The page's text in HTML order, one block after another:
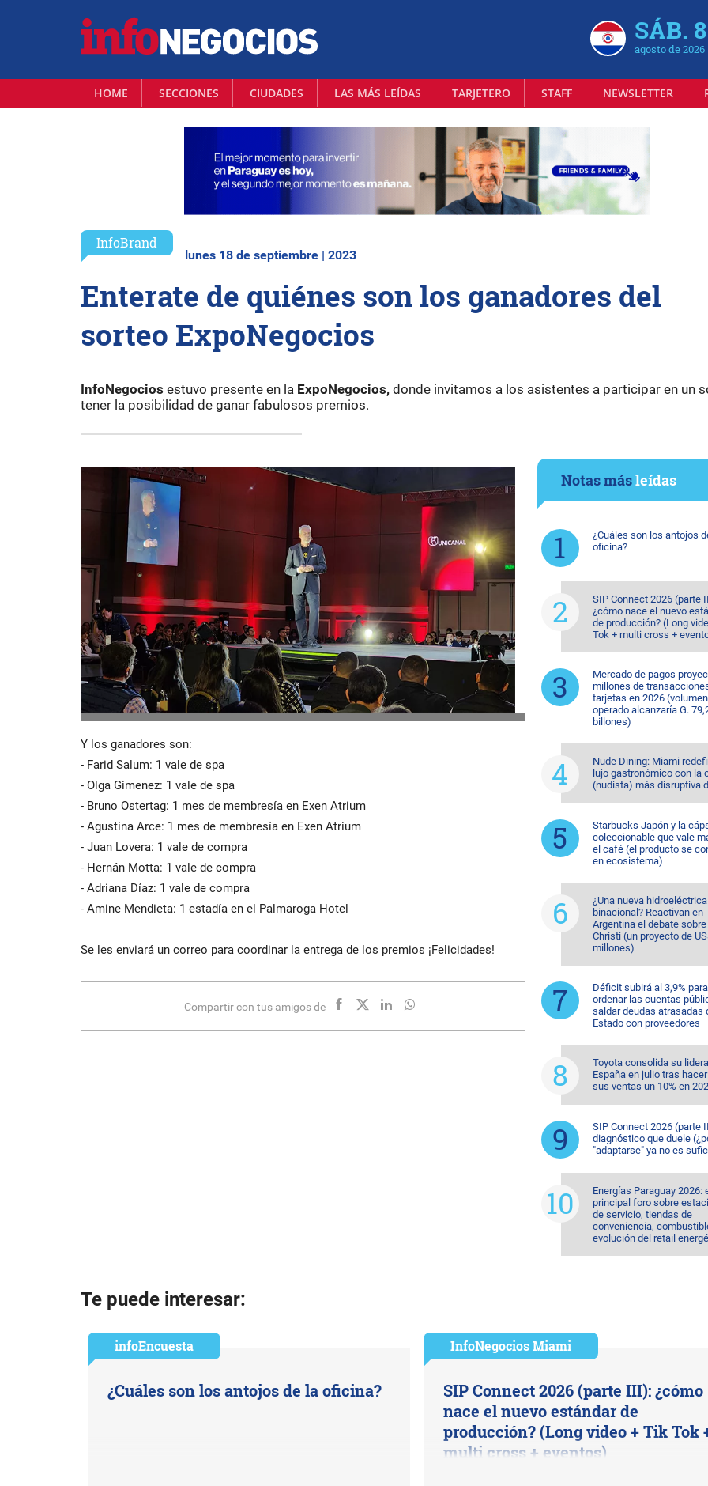
SÁB. 8
agosto de 2026
HOME SECCIONES CIUDADES LAS MÁS LEÍDAS TARJETERO STAFF NEWSLETTER
InfoBrand
lunes 18 de septiembre | 2023
Enterate de quiénes son los ganadores del
sorteo ExpoNegocios
InfoNegocios estuvo presente en la ExpoNegocios, donde invitamos a los asistentes a participar en un
tener la posibilidad de ganar fabulosos premios.
Y los ganadores son:
- Farid Salum: 1 vale de spa
- Olga Gimenez: 1 vale de spa
- Bruno Ostertag: 1 mes de membresía en Exen Atrium
- Agustina Arce: 1 mes de membresía en Exen Atrium
- Juan Lovera: 1 vale de compra
- Hernán Motta: 1 vale de compra
- Adriana Díaz: 1 vale de compra
- Amine Mendieta: 1 estadía en el Palmaroga Hotel
Se les enviará un correo para coordinar la entrega de los premios ¡Felicidades!
Compartir con tus amigos de
Notas másleídas
¿Cuáles son los antojos
oficina?
SIP Connect 2026 (parte
¿cómo nace el nuevo
de producción? (Long
Tok + multi cross +
Mercado de pagos
millones de
tarjetas en 2026 (volumen
operado alcanzaría G.
billones)
Nude Dining: Miami
lujo gastronómico con la
(nudista) más disruptiva
Starbucks Japón y la
coleccionable que vale
el café (el producto se
en ecosistema)
¿Una nueva hidroeléctrica
binacional? Reactivan en
Argentina el debate
Christi (un proyecto de
millones)
Déficit subirá al 3,9% para
ordenar las cuentas
saldar deudas atrasadas
Estado con proveedores
Toyota consolida su
España en julio tras
sus ventas un 10% en
SIP Connect 2026 (parte
diagnóstico que duele
"adaptarse" ya no es
Energías Paraguay 2026:
principal foro sobre
de servicio, tiendas de
conveniencia,
evolución del retail
Te puede interesar:
infoEncuesta
¿Cuáles son los antojos de la oficina?
InfoNegocios Miami
SIP Connect 2026 (parte III): ¿cómo
nace el nuevo estándar de
producción? (Long video + Tik Tok
multi cross + eventos)